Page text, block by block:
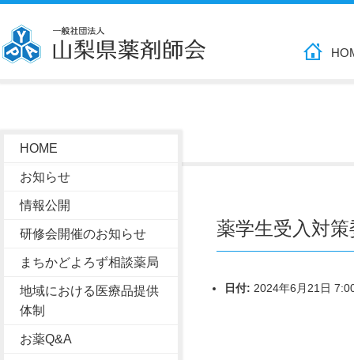
HOME
お知らせ
情報公開
研修会開催のお知らせ
まちかどよろず相談薬局
地域における医療品提供
体制
お薬Q&A
薬学生受入対
日付: 2024年6月21日